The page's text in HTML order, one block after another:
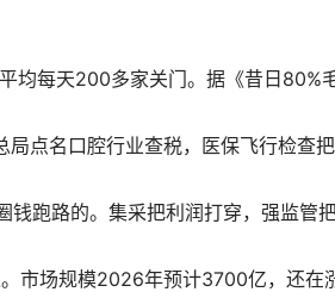
均每天200多家关门。据《昔日80%
点名口腔行业查税，医保飞行检查
钱跑路的。集采把利润打穿，强监管
市场规模2026年预计3700亿，还在